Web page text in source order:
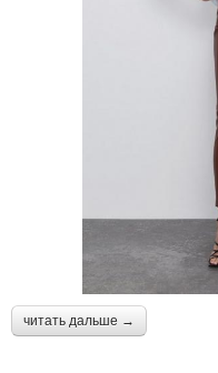
читать дальше →